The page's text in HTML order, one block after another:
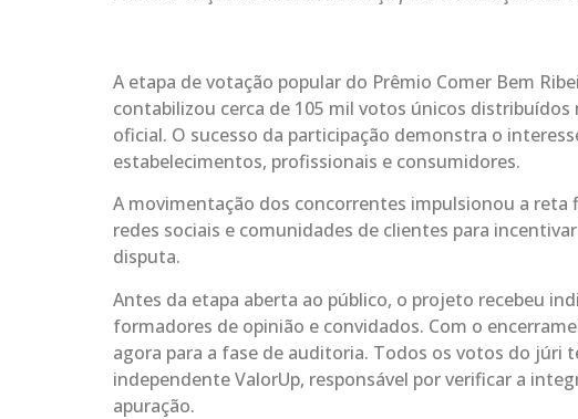
A etapa de votação popular do Prêmio Comer Bem
contabilizou cerca de 105 mil votos únicos
oficial. O sucesso da participação demonstra o
estabelecimentos, profissionais e consumidores.
A movimentação dos concorrentes impulsionou a reta
redes sociais e comunidades de clientes para
disputa.
Antes da etapa aberta ao público, o projeto recebeu
formadores de opinião e convidados. Com o
agora para a fase de auditoria. Todos os votos do júri
independente ValorUp, responsável por verificar a
apuração.